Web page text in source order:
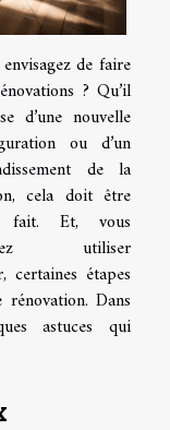
de faire
? Qu’il
d’une nouvelle
ou d’un
de la
cela doit être
fait. Et, vous
utiliser
étapes
Dans
astuces qui